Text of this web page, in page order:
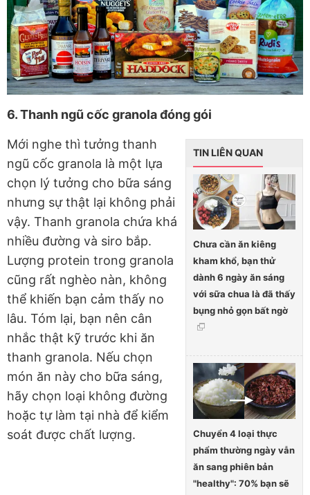
6. Thanh ngũ cốc granola đóng gói
TIN LIÊN QUAN
Chưa cần ăn kiêng
kham khổ, bạn thử
dành 6 ngày ăn sáng
với sữa chua là đã thấy
bụng nhỏ gọn bất ngờ
Chuyển 4 loại thực
phẩm thường ngày vẫn
ăn sang phiên bản
"healthy": 70% bạn sẽ
Mới nghe thì tưởng thanh
ngũ cốc granola là một lựa
chọn lý tưởng cho bữa sáng
nhưng sự thật lại không phải
vậy. Thanh granola chứa khá
nhiều đường và siro bắp.
Lượng protein trong granola
cũng rất nghèo nàn, không
thể khiến bạn cảm thấy no
lâu. Tóm lại, bạn nên cân
nhắc thật kỹ trước khi ăn
thanh granola. Nếu chọn
món ăn này cho bữa sáng,
hãy chọn loại không đường
hoặc tự làm tại nhà để kiểm
soát được chất lượng.